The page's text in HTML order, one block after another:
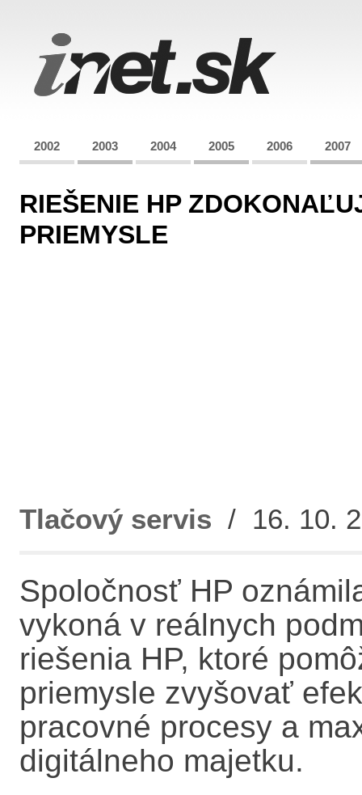
2002 2003 2004 2005 2006 2007
RIEŠENIE HP
PRIEMYSLE
Tlačový servis / 16. 10.
Spoločnosť HP
vykoná v reálnych
riešenia HP, ktoré
priemysle zvyšovať
pracovné procesy a
digitálneho majetku.